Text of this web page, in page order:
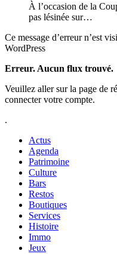
À l’occasion de la
pas lésinée sur…
Ce message d’erreur n’est
WordPress
Erreur. Aucun flux trouvé.
Veuillez aller sur la page de
connecter votre compte.
.
Actus
Agenda
Patrimoine
Culture
Bars
Restos
Boutiques
Services
Histoire
Immo
Jeux